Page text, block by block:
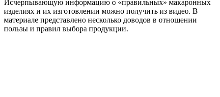
Исчерпывающую информацию о «правильных» макаронных
изделиях и их изготовлении можно получить из видео. В
материале представлено несколько доводов в отношении
пользы и правил выбора продукции.